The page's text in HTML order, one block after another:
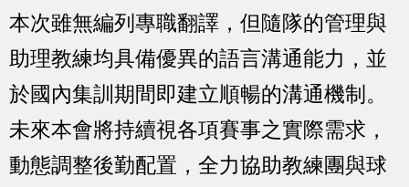
本次雖無編列專職翻譯，但隨隊的管理與
助理教練均具備優異的語言溝通能力，並
於國內集訓期間即建立順暢的溝通機制。
未來本會將持續視各項賽事之實際需求，
動態調整後勤配置，全力協助教練團與球